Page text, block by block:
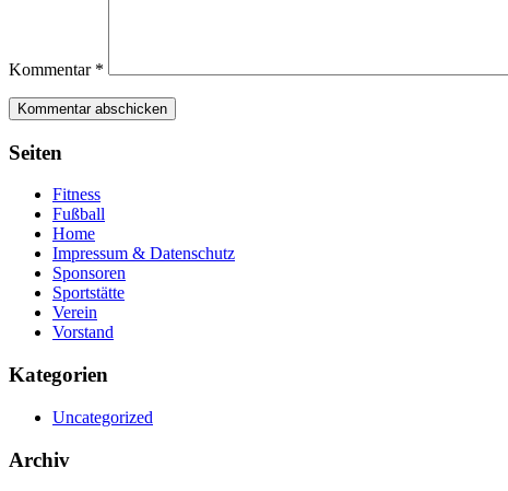
Kommentar *
Seiten
Fitness
Fußball
Home
Impressum & Datenschutz
Sponsoren
Sportstätte
Verein
Vorstand
Kategorien
Uncategorized
Archiv